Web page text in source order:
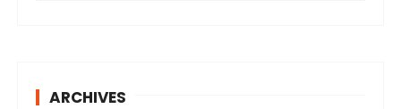
ARCHIVES